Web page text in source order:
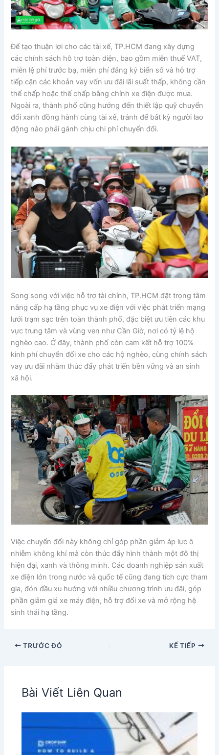
Để tạo thuận lợi cho các tài xế, TP.HCM đang xây dựng
các chính sách hỗ trợ toàn diện, bao gồm miễn thuế VAT,
miễn lệ phí trước bạ, miễn phí đăng ký biển số và hỗ trợ
tiếp cận các khoản vay vốn ưu đãi lãi suất thấp, không cần
thế chấp hoặc thế chấp bằng chính xe điện được mua.
Ngoài ra, thành phố cũng hướng đến thiết lập quỹ chuyển
đổi xanh đồng hành cùng tài xế, tránh để bất kỳ người lao
động nào phải gánh chịu chi phí chuyển đổi.
Song song với việc hỗ trợ tài chính, TP.HCM đặt trọng tâm
nâng cấp hạ tầng phục vụ xe điện với việc phát triển mạng
lưới trạm sạc trên toàn thành phố, đặc biệt ưu tiên các khu
vực trung tâm và vùng ven như Cần Giờ, nơi có tỷ lệ hộ
nghèo cao. Ở đây, thành phố còn cam kết hỗ trợ 100%
kinh phí chuyển đổi xe cho các hộ nghèo, cùng chính sách
vay ưu đãi nhằm thúc đẩy phát triển bền vững và an sinh
xã hội.
Việc chuyển đổi này không chỉ góp phần giảm áp lực ô
nhiễm không khí mà còn thúc đẩy hình thành một đô thị
hiện đại, xanh và thông minh. Các doanh nghiệp sản xuất
xe điện lớn trong nước và quốc tế cũng đang tích cực tham
gia, đón đầu xu hướng với nhiều chương trình ưu đãi, góp
phần giảm giá xe máy điện, hỗ trợ đổi xe và mở rộng hệ
sinh thái hạ tầng.
TRƯỚC ĐÓ KẾ TIẾP
Bài Viết Liên Quan